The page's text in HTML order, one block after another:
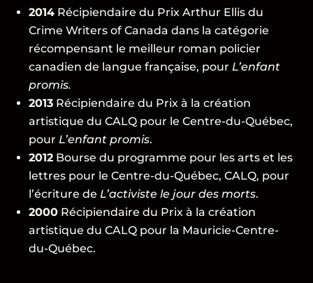
2014 Récipiendaire du Prix Arthur Ellis du
Crime Writers of Canada dans la catégorie
récompensant le meilleur roman policier
canadien de langue française, pour L’enfant
promis.
2013 Récipiendaire du Prix à la création
artistique du CALQ pour le Centre-du-Québec,
pour L’enfant promis.
2012 Bourse du programme pour les arts et les
lettres pour le Centre-du-Québec, CALQ, pour
l’écriture de L’activiste le jour des morts.
2000 Récipiendaire du Prix à la création
artistique du CALQ pour la Mauricie-Centre-
du-Québec.